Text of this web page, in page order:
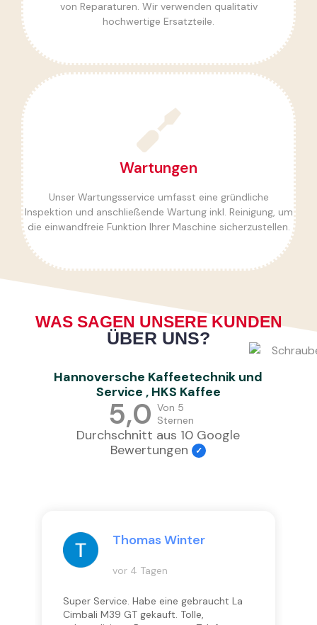
von Reparaturen. Wir verwenden qualitativ
hochwertige Ersatzteile.
Schnell & zuverlässig
Wartungen
Unser Wartungsservice umfasst eine gründliche
Inspektion und anschließende Wartung inkl. Reinigung, um
die einwandfreie Funktion Ihrer Maschine sicherzustellen.
Lebensdauer erhöhen
die optimale Leistung und Lebensdauer Ihrer
Siebträgermaschine.
Mehr dazu
WAS SAGEN UNSERE KUNDEN
ÜBER UNS?
Hannoversche Kaffeetechnik und
Service , HKS Kaffee
5,0 Von 5
Sternen
Durchschnitt aus 10 Google
Bewertungen
Thomas Winter
vor 4 Tagen
Super Service. Habe eine gebraucht La
Cimbali M39 GT gekauft. Tolle,